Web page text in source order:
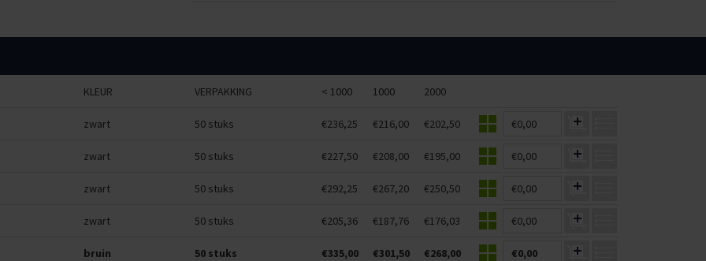
KLEUR VERPAKKING < 1000 1000 2000
zwart 50 stuks €236,25 €216,00 €202,50 €0,00
zwart 50 stuks €227,50 €208,00 €195,00 €0,00
zwart 50 stuks €292,25 €267,20 €250,50 €0,00
zwart 50 stuks €205,36 €187,76 €176,03 €0,00
bruin 50 stuks €335,00 €301,50 €268,00 €0,00